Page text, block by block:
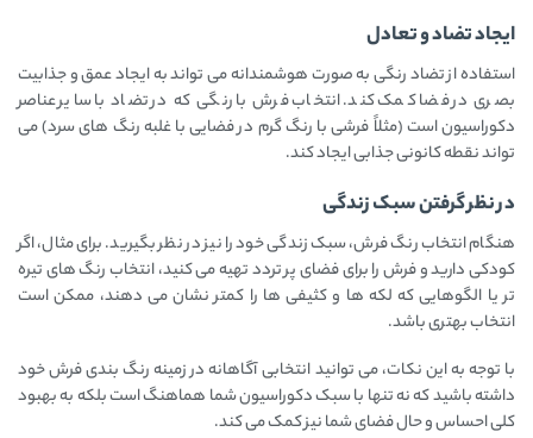
ایجاد تضاد و تعادل
استفاده از تضاد رنگی به صورت هوشمندانه می ‌تواند به ایجاد عمق و جذابیت
بصری در فضا کمک کند. انتخاب فرش با رنگی که در تضاد با سایر عناصر
دکوراسیون است (مثلاً فرشی با رنگ گرم در فضایی با غلبه رنگ ‌های سرد) می
‌تواند نقطه کانونی جذابی ایجاد کند.
در نظر گرفتن سبک زندگی
هنگام انتخاب رنگ فرش، سبک زندگی خود را نیز در نظر بگیرید. برای مثال، اگر
کودکی دارید و فرش را برای فضای پر تردد تهیه می کنید، انتخاب رنگ‌ های تیره
‌تر یا الگوهایی که لکه ‌ها و کثیفی ‌ها را کمتر نشان می ‌دهند، ممکن است
انتخاب بهتری باشد.
با توجه به این نکات، می ‌توانید انتخابی آگاهانه در زمینه رنگ بندی فرش خود
داشته باشید که نه تنها با سبک دکوراسیون شما هماهنگ است بلکه به بهبود
کلی احساس و حال فضای شما نیز کمک می ‌کند.